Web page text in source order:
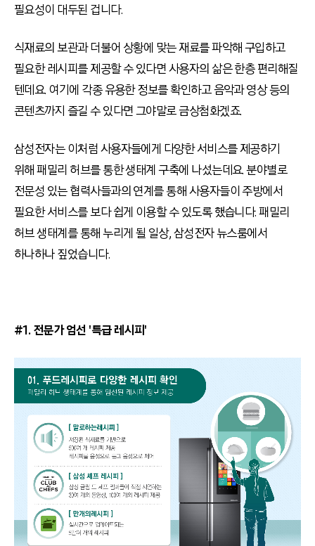
필요성이 대두된 겁니다.
식재료의 보관과 더불어 상황에 맞는 재료를 파악해 구입하고
필요한 레시피를 제공할 수 있다면 사용자의 삶은 한층 편리해질
텐데요. 여기에 각종 유용한 정보를 확인하고 음악과 영상 등의
콘텐츠까지 즐길 수 있다면 그야말로 금상첨화겠죠.
삼성전자는 이처럼 사용자들에게 다양한 서비스를 제공하기
위해 패밀리 허브를 통한 생태계 구축에 나섰는데요. 분야별로
전문성 있는 협력사들과의 연계를 통해 사용자들이 주방에서
필요한 서비스를 보다 쉽게 이용할 수 있도록 했습니다. 패밀리
허브 생태계를 통해 누리게 될 일상, 삼성전자 뉴스룸에서
하나하나 짚었습니다.
#1. 전문가 엄선 '특급 레시피'